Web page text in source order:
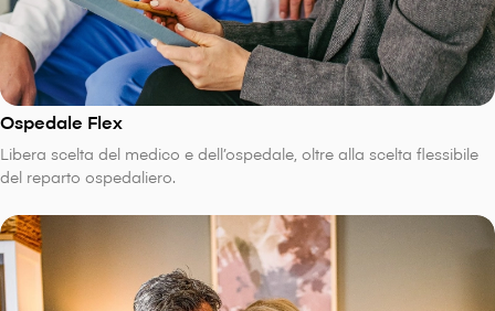
Ospedale Flex
Libera scelta del medico e dell’ospedale, oltre alla scelta flessibile
del reparto ospedaliero.